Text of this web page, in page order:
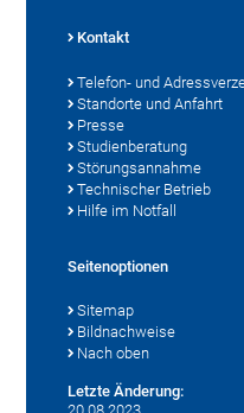
Kontakt
Telefon- und
Standorte und Anfahrt
Presse
Studienberatung
Störungsannahme
Technischer Betrieb
Hilfe im Notfall
Seitenoptionen
Sitemap
Bildnachweise
Nach oben
Letzte Änderung: